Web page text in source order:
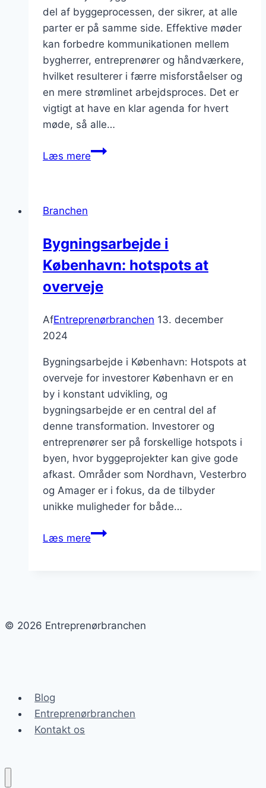
del af byggeprocessen, der sikrer, at alle
parter er på samme side. Effektive møder
kan forbedre kommunikationen mellem
bygherrer, entreprenører og håndværkere,
hvilket resulterer i færre misforståelser og
en mere strømlinet arbejdsproces. Det er
vigtigt at have en klar agenda for hvert
møde, så alle…
Læs mereEffektive
Branchen
Bygningsarbejde i
København: hotspots at
overveje
AfEntreprenørbranchen 13. december
2024
Bygningsarbejde i København: Hotspots at
overveje for investorer København er en
by i konstant udvikling, og
bygningsarbejde er en central del af
denne transformation. Investorer og
entreprenører ser på forskellige hotspots i
byen, hvor byggeprojekter kan give gode
afkast. Områder som Nordhavn, Vesterbro
og Amager er i fokus, da de tilbyder
unikke muligheder for både…
Læs mereBygningsarbejde
© 2026 Entreprenørbranchen
Blog
Entreprenørbranchen
Kontakt os